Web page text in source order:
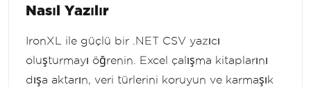
Nasıl Yazılır
IronXL ile güçlü bir .NET CSV yazıcı
oluşturmayı öğrenin. Excel çalışma kitaplarını
dışa aktarın, veri türlerini koruyun ve karmaşık